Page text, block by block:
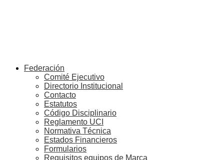
Federación
Comité Ejecutivo
Directorio Institucional
Contacto
Estatutos
Código Disciplinario
Reglamento UCI
Normativa Técnica
Estados Financieros
Formularios
Requisitos equipos de Marca